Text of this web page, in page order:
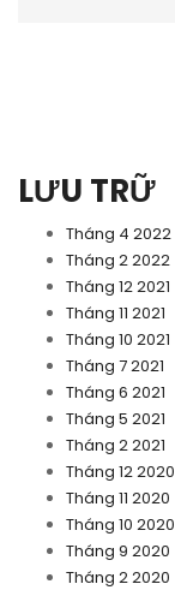
LƯU TRỮ
Tháng 4 2022
Tháng 2 2022
Tháng 12 2021
Tháng 11 2021
Tháng 10 2021
Tháng 7 2021
Tháng 6 2021
Tháng 5 2021
Tháng 2 2021
Tháng 12 2020
Tháng 11 2020
Tháng 10 2020
Tháng 9 2020
Tháng 2 2020